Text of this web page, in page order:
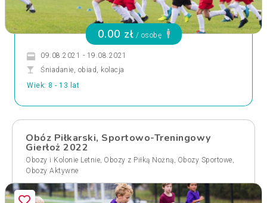
0.00 zł / osobę
09.08.2021 - 19.08.2021
Śniadanie, obiad, kolacja
Wiek: 8 - 13 lat
Obóz Piłkarski, Sportowo-Treningowy
Gierłoż 2022
Obozy i Kolonie Letnie, Obozy z Piłką Nożną, Obozy Sportowe,
Obozy Aktywne